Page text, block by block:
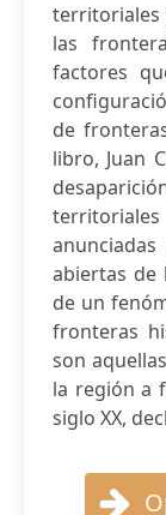
territoriales
las
factores
de
libro, Juan
abiertas de
de un
fronteras
son
la región a
siglo XX,